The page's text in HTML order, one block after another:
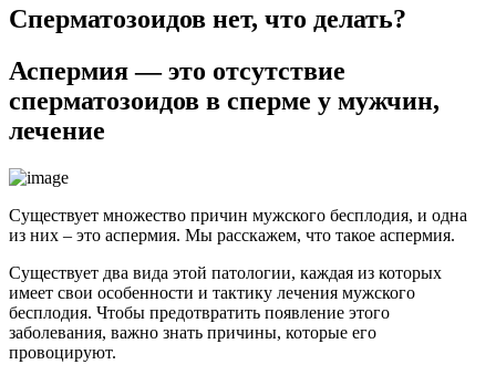
Сперматозоидов нет, что делать?
Аспермия — это отсутствие
сперматозоидов в сперме у мужчин,
лечение
Существует множество причин мужского бесплодия, и одна
из них – это аспермия. Мы расскажем, что такое аспермия.
Существует два вида этой патологии, каждая из которых
имеет свои особенности и тактику лечения мужского
бесплодия. Чтобы предотвратить появление этого
заболевания, важно знать причины, которые его
провоцируют.